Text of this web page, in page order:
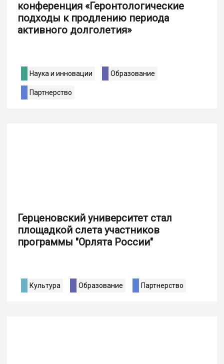
конференция «Геронтологические
подходы к продлению периода
активного долголетия»
Наука и инновации Образование
Партнерство
Герценовский университет стал
площадкой слета участников
программы "Орлята России"
Культура Образование Партнерство